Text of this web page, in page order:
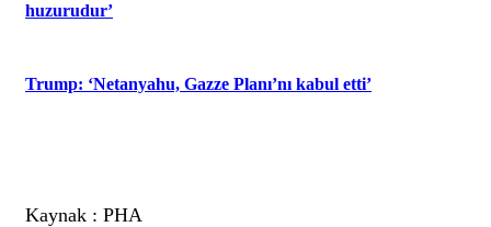
huzurudur’
Trump: ‘Netanyahu, Gazze Planı’nı kabul etti’
Kaynak : PHA